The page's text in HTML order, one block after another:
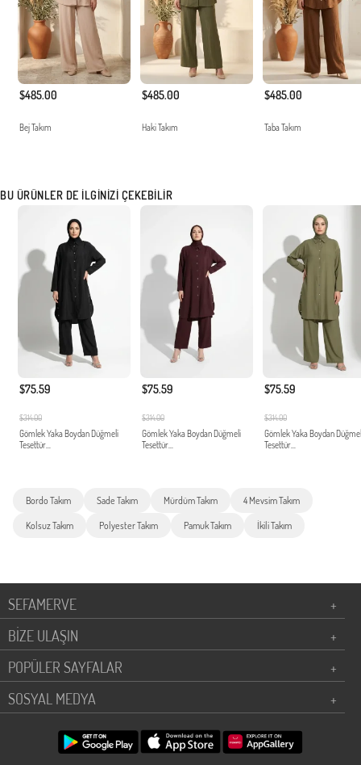
$485.00
Bej Takım
$485.00
Haki Takım
$485.00
Taba Takım
BU ÜRÜNLER DE İLGINIZI ÇEKEBILIR
$75.59
$314.00
Gömlek Yaka Boydan Düğmeli
Tesettür...
$75.59
$314.00
Gömlek Yaka Boydan Düğmeli
Tesettür...
$75.59
$314.00
Gömlek Yaka Boydan
Tesettür...
Bordo Takım Sade Takım Mürdüm Takım 4 Mevsim Takım
Kolsuz Takım Polyester Takım Pamuk Takım İkili Takım
SEFAMERVE
+
BİZE ULAŞIN
+
POPÜLER SAYFALAR
+
SOSYAL MEDYA
+